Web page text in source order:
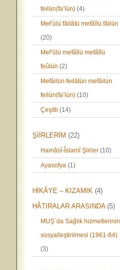
feilün(fa’lün) (4)
Mef’ùlü fâilâtü mefâîlü fâilün
(20)
Mef’ûlü mefâîlü mefâîlü
feûlün (2)
Mefâilün feilâtün mefâilün
feilün(fa’lün) (10)
Çeşitli (14)
ŞİİRLERİM (22)
Hamâsî-Îslamî Şiirler (10)
Ayasofya (1)
HİKÂYE – KIZAMIK (4)
HÂTIRALAR ARASINDA(5)
MUŞ`da Sağlık hizmetlerinin
sosyalleştirilmesi (1961-64)
(3)